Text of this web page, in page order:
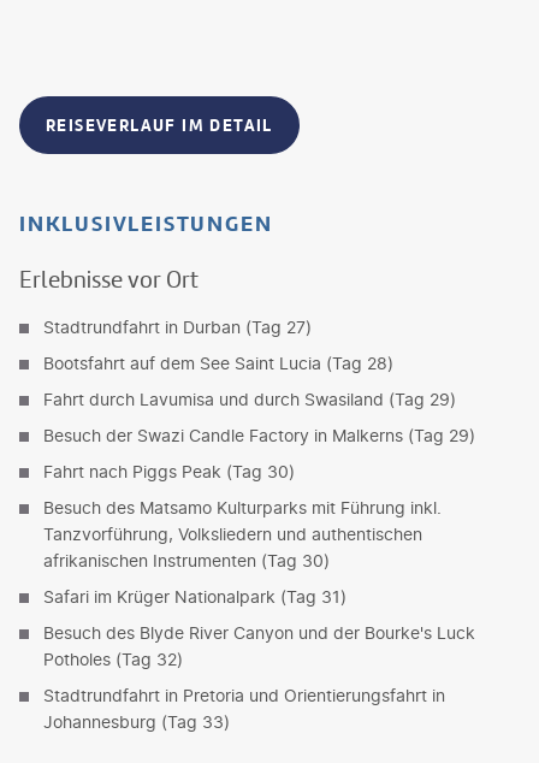
REISEVERLAUF IM DETAIL
INKLUSIVLEISTUNGEN
Erlebnisse vor Ort
Stadtrundfahrt in Durban (Tag 27)
Bootsfahrt auf dem See Saint Lucia (Tag 28)
Fahrt durch Lavumisa und durch Swasiland (Tag 29)
Besuch der Swazi Candle Factory in Malkerns (Tag 29)
Fahrt nach Piggs Peak (Tag 30)
Besuch des Matsamo Kulturparks mit Führung inkl.
Tanzvorführung, Volksliedern und authentischen
afrikanischen Instrumenten (Tag 30)
Safari im Krüger Nationalpark (Tag 31)
Besuch des Blyde River Canyon und der Bourke's Luck
Potholes (Tag 32)
Stadtrundfahrt in Pretoria und Orientierungsfahrt in
Johannesburg (Tag 33)